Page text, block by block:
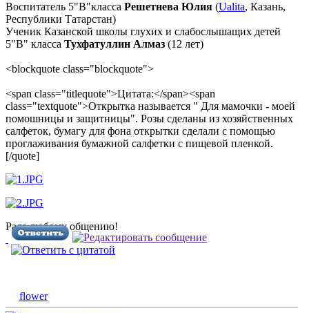
Воспитатель 5"В"класса Решетнева Юлия (Ualita, Казань,
Республики Татарстан)
Ученик Казанской школы глухих и слабослышащих детей
5"В" класса Тухфатуллин Алмаз (12 лет)
<blockquote class="blockquote">
<span class="titlequote">Цитата:</span><span
class="textquote">Открытка называется " Для мамочки - моей
помошницы и защитницы". Розы сделаны из хозяйственных
салфеток, бумагу для фона открытки сделали с помощью
проглаживания бумажной салфетки с пищевой пленкой.
[/quote]
Рада любому общению!
flower